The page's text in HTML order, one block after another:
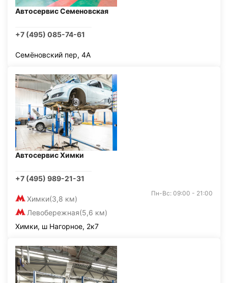
Автосервис Семеновская
+7 (495) 085-74-61
Семёновский пер, 4А
Автосервис Химки
+7 (495) 989-21-31
Химки(3,8 км)
Левобережная(5,6 км)
Пн-Вс: 09:00 - 21:00
Химки, ш Нагорное, 2к7